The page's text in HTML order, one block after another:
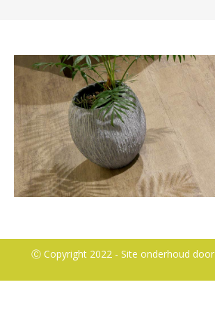
Ⓒ Copyright 2022 - Site onderhoud door